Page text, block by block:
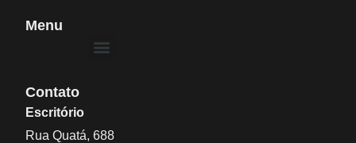
Menu
Contato
Escritório
Rua Quatá, 688